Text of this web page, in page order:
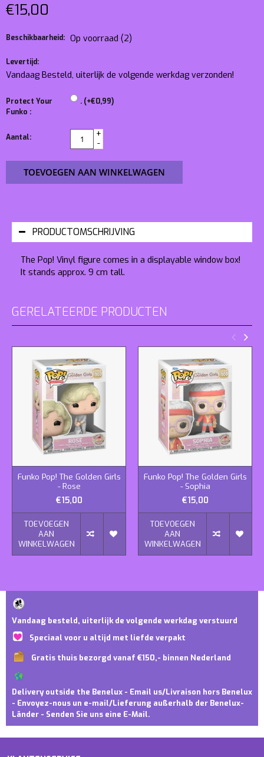
€15,00
Beschikbaarheid: Op voorraad (2)
Levertijd:
Vandaag Besteld, uiterlijk de volgende werkdag verzonden!
Protect Your
Funko :
. (+€0,99)
Aantal:
+
-
TOEVOEGEN AAN WINKELWAGEN
PRODUCTOMSCHRIJVING
The Pop! Vinyl figure comes in a displayable window box!
It stands approx. 9 cm tall.
GERELATEERDE PRODUCTEN
Funko Pop! The Golden Girls
- Rose
€15,00
TOEVOEGEN
AAN
WINKELWAGEN
Funko Pop! The Golden Girls
- Sophia
€15,00
TOEVOEGEN
AAN
WINKELWAGEN
Vandaag besteld, uiterlijk de volgende werkdag verstuurd
Speciaal voor u altijd met liefde verpakt
Gratis thuis bezorgd vanaf €150,- binnen Nederland
Delivery outside the Benelux - Email us/Livraison hors Benelux
- Envoyez-nous un e-mail/Lieferung außerhalb der Benelux-
Länder - Senden Sie uns eine E-Mail.